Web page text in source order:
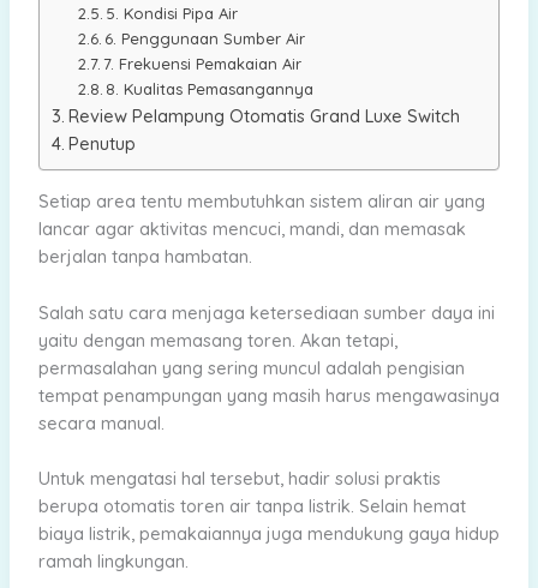
5. Kondisi Pipa Air
6. Penggunaan Sumber Air
7. Frekuensi Pemakaian Air
8. Kualitas Pemasangannya
Review Pelampung Otomatis Grand Luxe Switch
Penutup
Setiap area tentu membutuhkan sistem aliran air yang
lancar agar aktivitas mencuci, mandi, dan memasak
berjalan tanpa hambatan.
Salah satu cara menjaga ketersediaan sumber daya ini
yaitu dengan memasang toren. Akan tetapi,
permasalahan yang sering muncul adalah pengisian
tempat penampungan yang masih harus mengawasinya
secara manual.
Untuk mengatasi hal tersebut, hadir solusi praktis
berupa otomatis toren air tanpa listrik. Selain hemat
biaya listrik, pemakaiannya juga mendukung gaya hidup
ramah lingkungan.